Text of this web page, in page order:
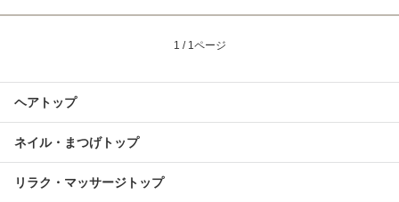
1 / 1ページ
ヘアトップ
ネイル・まつげトップ
リラク・マッサージトップ